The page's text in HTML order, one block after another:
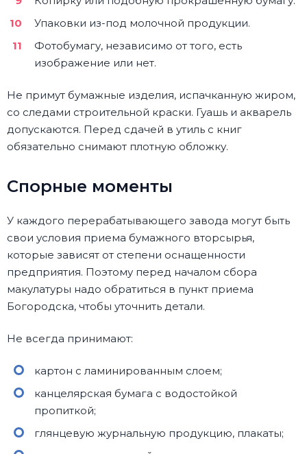
Упаковки из-под молочной продукции.
Фотобумагу, независимо от того, есть
изображение или нет.
Не примут бумажные изделия, испачканную жиром,
со следами строительной краски. Гуашь и акварель
допускаются. Перед сдачей в утиль с книг
обязательно снимают плотную обложку.
Спорные моменты
У каждого перерабатывающего завода могут быть
свои условия приема бумажного вторсырья,
которые зависят от степени оснащенности
предприятия. Поэтому перед началом сбора
макулатуры надо обратиться в пункт приема
Богородска, чтобы уточнить детали.
Не всегда принимают:
картон с ламинированным слоем;
канцелярская бумага с водостойкой
пропиткой;
глянцевую журнальную продукцию, плакаты;